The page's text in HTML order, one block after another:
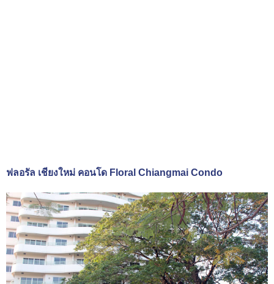
ฟลอรัล เชียงใหม่ คอนโด Floral Chiangmai Condo